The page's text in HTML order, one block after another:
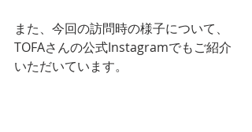
また、今回の訪問時の様子について、
TOFAさんの公式Instagramでもご紹介
いただいています。